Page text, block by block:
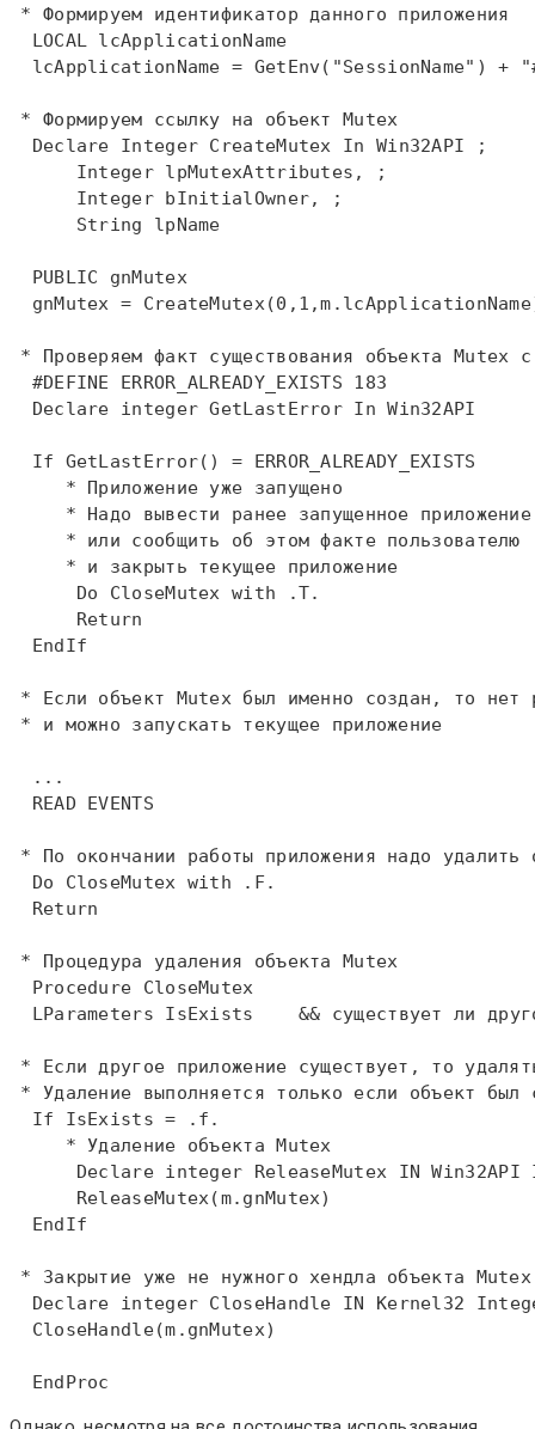
* Формируем идентификатор данного приложения
LOCAL lcApplicationName
  lcApplicationName =
GetEnv("SessionName") +
* Формируем ссылку на объект Mutex
Declare
Integer CreateMutex In Win32API ;
Integer lpMutexAttributes, ;
Integer bInitialOwner, ;
String lpName
PUBLIC gnMutex
gnMutex =
* Проверяем факт существования объекта
#DEFINE ERROR_ALREADY_EXISTS 183
Declare
integer GetLastError In Win32API
If
     * Приложение уже запущено
* Надо вывести ранее запущенное
* или сообщить об этом факте
     * и закрыть текущее приложение
Do CloseMutex with .T.
Return
EndIf
* Если объект Mutex был именно создан, то
* и можно запускать текущее приложение
  ...
READ EVENTS
* По окончании работы приложения надо
Do CloseMutex with .F.
Return
* Процедура удаления объекта Mutex
Procedure CloseMutex
LParameters IsExists    && существует ли
* Если другое приложение существует, то
* Удаление выполняется только если объект
If
     * Удаление объекта Mutex
Declare integer ReleaseMutex IN Win32API
      ReleaseMutex(m.gnMutex)
EndIf
* Закрытие уже не нужного хендла объекта
Declare
integer CloseHandle IN Kernel32
  CloseHandle(m.gnMutex)
EndProc